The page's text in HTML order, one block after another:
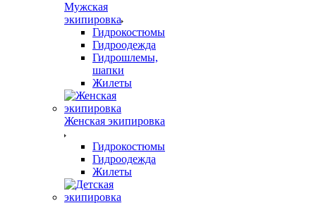
Мужская
экипировка
Гидрокостюмы
Гидроодежда
Гидрошлемы,
шапки
Жилеты
Женская экипировка
Гидрокостюмы
Гидроодежда
Жилеты